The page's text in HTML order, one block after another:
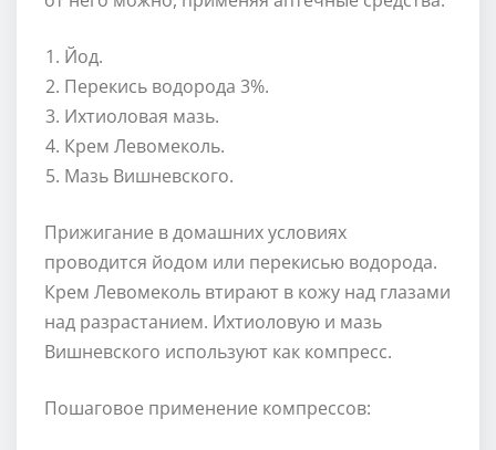
Йод.
Перекись водорода 3%.
Ихтиоловая мазь.
Крем Левомеколь.
Мазь Вишневского.
Прижигание в домашних условиях
проводится йодом или перекисью водорода.
Крем Левомеколь втирают в кожу над глазами
над разрастанием. Ихтиоловую и мазь
Вишневского используют как компресс.
Пошаговое применение компрессов: